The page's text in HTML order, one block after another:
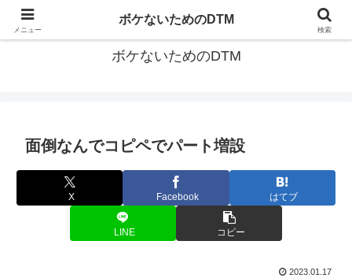
ゆる～く続ける音楽制作のあれこれや昔ばなし
ボケないためのDTM
面倒なんでコピペでパート増設
X Facebook はてブ
LINE コピー
2023.01.17
メニュー
ボケないためのDTM
検索